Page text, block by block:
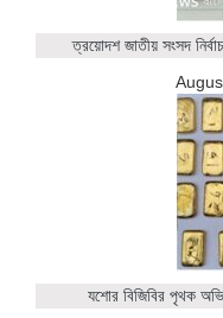
ত্রয়োদশ জাতীয় সংসদ
যশোর বিজিবির পৃথক